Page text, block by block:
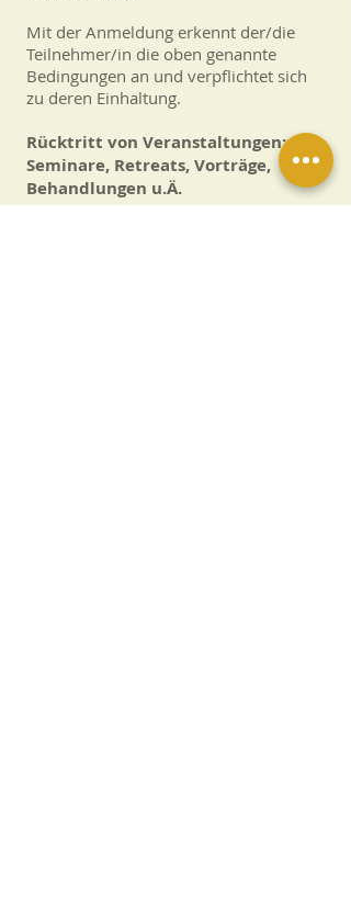
Mit der Anmeldung erkennt der/die
Teilnehmer/in die oben genannte
Bedingungen an und verpflichtet sich
zu deren Einhaltung.
Rücktritt von Veranstaltungen:
Seminare, Retreats, Vorträge,
Behandlungen u.Ä.
Achtung! Die Gebühren von